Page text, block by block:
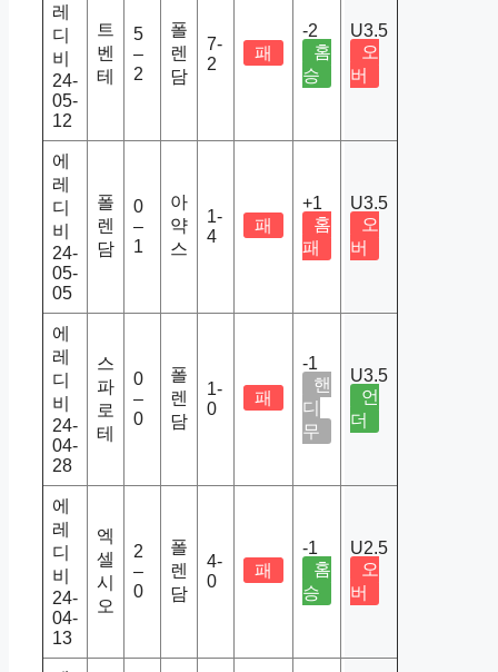
레
디
비
24-
05-
12
트
벤
테
5
–
2
폴
렌
담
7-
2
패
-2
홈
승
U3.5
오
버
에
레
디
비
24-
05-
05
폴
렌
담
0
–
1
아
약
스
1-
4
패
+1
홈
패
U3.5
오
버
에
레
디
비
24-
04-
28
스
파
로
테
0
–
0
폴
렌
담
1-
0
패
-1
핸
디
무
U3.5
언
더
에
레
디
비
24-
04-
13
엑
셀
시
오
2
–
0
폴
렌
담
4-
0
패
-1
홈
승
U2.5
오
버